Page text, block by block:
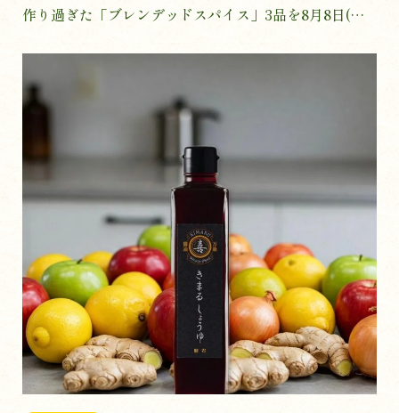
作り過ぎた「ブレンデッドスパイス」3品を8月8日(木)